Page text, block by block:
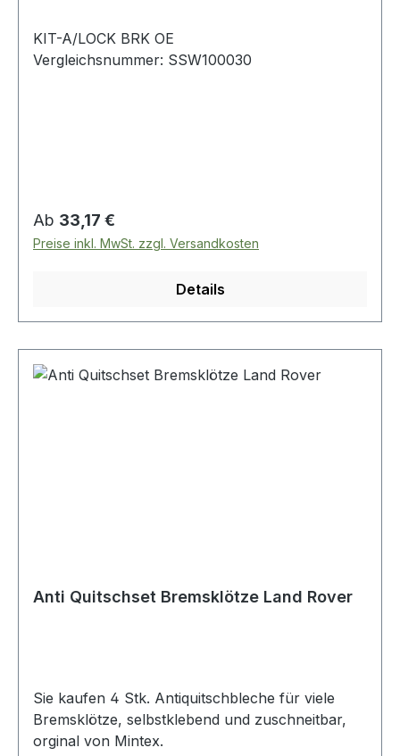
KIT-A/LOCK BRK OE
Vergleichsnummer: SSW100030
Regulärer Preis:
Ab 33,17 €
Preise inkl. MwSt. zzgl. Versandkosten
Details
Anti Quitschset Bremsklötze Land Rover
Sie kaufen 4 Stk. Antiquitschbleche für viele
Bremsklötze, selbstklebend und zuschneitbar,
orginal von Mintex.